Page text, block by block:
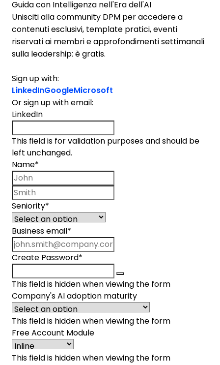
Guida con Intelligenza nell'Era dell'AI
Unisciti alla community DPM per accedere a
contenuti esclusivi, template pratici, eventi
riservati ai membri e approfondimenti settimanali
sulla leadership: è gratis.
Sign up with:
LinkedInGoogleMicrosoft
Or sign up with email:
LinkedIn
This field is for validation purposes and should be
left unchanged.
Name*
Seniority*
Business email *
Create Password*
This field is hidden when viewing the form
Company's AI adoption maturity
This field is hidden when viewing the form
Free Account Module
This field is hidden when viewing the form